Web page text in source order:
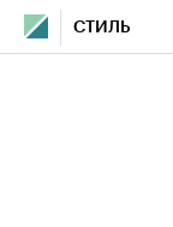
СТИЛЬ